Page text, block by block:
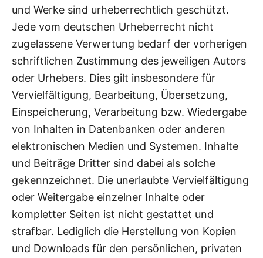
und Werke sind urheberrechtlich geschützt.
Jede vom deutschen Urheberrecht nicht
zugelassene Verwertung bedarf der vorherigen
schriftlichen Zustimmung des jeweiligen Autors
oder Urhebers. Dies gilt insbesondere für
Vervielfältigung, Bearbeitung, Übersetzung,
Einspeicherung, Verarbeitung bzw. Wiedergabe
von Inhalten in Datenbanken oder anderen
elektronischen Medien und Systemen. Inhalte
und Beiträge Dritter sind dabei als solche
gekennzeichnet. Die unerlaubte Vervielfältigung
oder Weitergabe einzelner Inhalte oder
kompletter Seiten ist nicht gestattet und
strafbar. Lediglich die Herstellung von Kopien
und Downloads für den persönlichen, privaten